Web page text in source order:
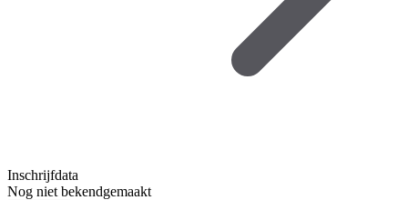
Inschrijfdata
Nog niet bekendgemaakt